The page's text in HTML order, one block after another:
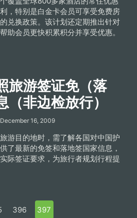
，特别是白金卡会员可享受免费房
兑换政策。该计划还定期推出针对
助会员更快积累积分并享受优惠。
旅游签证免（落
（非边检放行）
December 16, 2009
游目的地时，需了解各国对中国护
了最新的免签和落地签国家信息，
际签证要求，为旅行者规划行程提
396 397